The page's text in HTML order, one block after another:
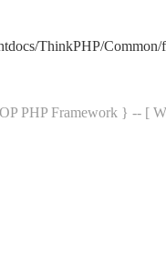
ThinkPHP/
PHP Framework } -- [